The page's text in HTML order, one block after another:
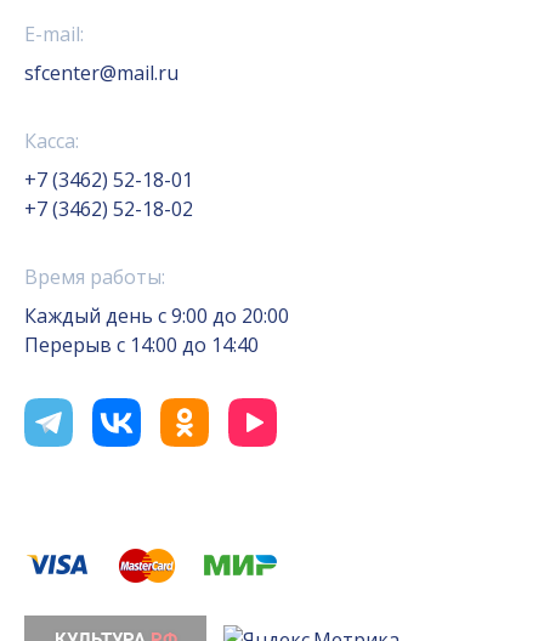
E-mail:
sfcenter@mail.ru
Касса:
+7 (3462) 52-18-01
+7 (3462) 52-18-02
Время работы:
Каждый день с 9:00 до 20:00
Перерыв с 14:00 до 14:40